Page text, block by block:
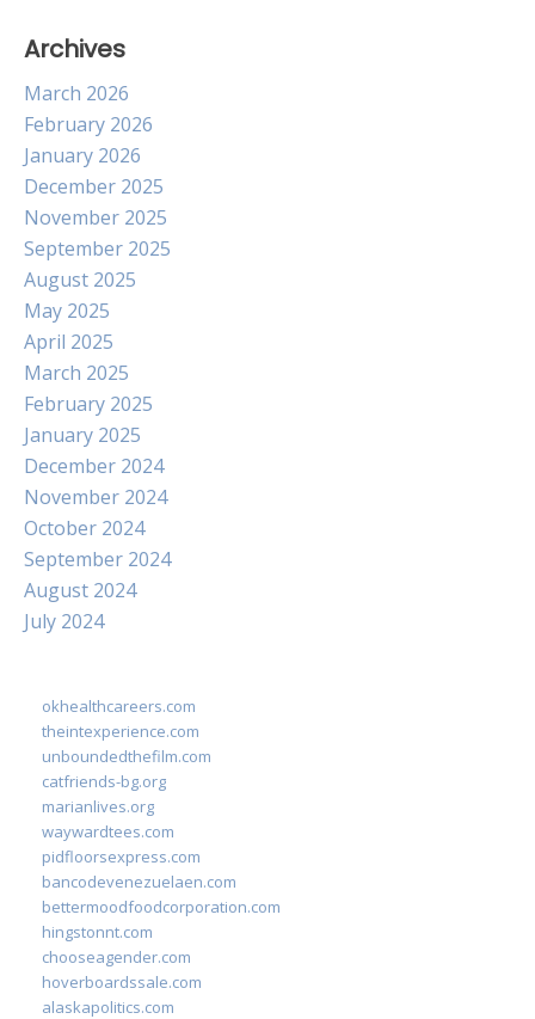
Archives
March 2026
February 2026
January 2026
December 2025
November 2025
September 2025
August 2025
May 2025
April 2025
March 2025
February 2025
January 2025
December 2024
November 2024
October 2024
September 2024
August 2024
July 2024
okhealthcareers.com
theintexperience.com
unboundedthefilm.com
catfriends-bg.org
marianlives.org
waywardtees.com
pidfloorsexpress.com
bancodevenezuelaen.com
bettermoodfoodcorporation.com
hingstonnt.com
chooseagender.com
hoverboardssale.com
alaskapolitics.com